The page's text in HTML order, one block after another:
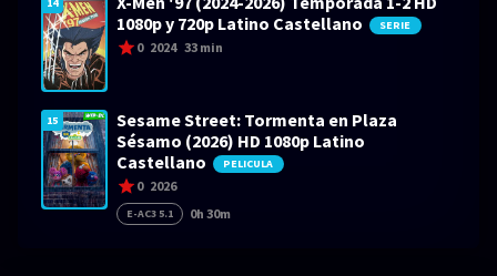
1080p y 720p Latino Castellano
SERIE
0 2024 33 min
15
Sesame Street: Tormenta en Plaza
Sésamo (2026) HD 1080p Latino
Castellano
PELICULA
0 2026
E-AC3 5.1 0h 30m